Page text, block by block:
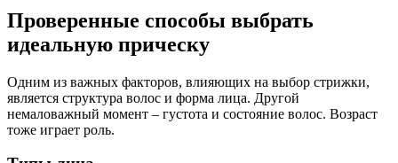
Проверенные способы выбрать
идеальную прическу
Одним из важных факторов, влияющих на выбор стрижки,
является структура волос и форма лица. Другой
немаловажный момент – густота и состояние волос. Возраст
тоже играет роль.